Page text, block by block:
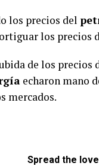
los precios del
los precios
de los
echaron mano
mercados.
Spread the love